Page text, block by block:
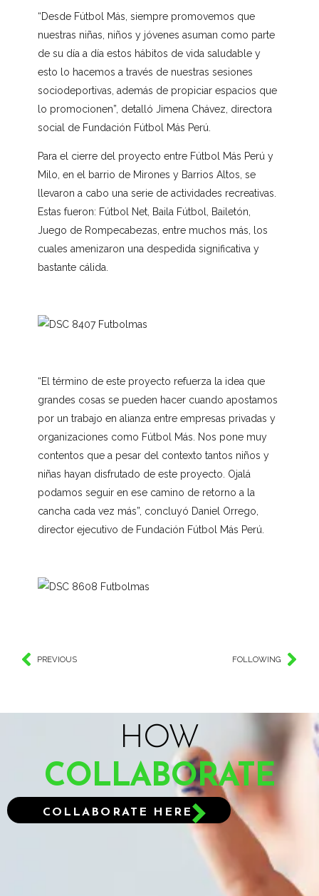
“Desde Fútbol Más, siempre promovemos que
nuestras niñas, niños y jóvenes asuman como parte
de su día a día estos hábitos de vida saludable y
esto lo hacemos a través de nuestras sesiones
sociodeportivas, además de propiciar espacios que
lo promocionen”, detalló Jimena Chávez, directora
social de Fundación Fútbol Más Perú.
Para el cierre del proyecto entre Fútbol Más Perú y
Milo, en el barrio de Mirones y Barrios Altos, se
llevaron a cabo una serie de actividades recreativas.
Estas fueron: Fútbol Net, Baila Fútbol, Bailetón,
Juego de Rompecabezas, entre muchos más, los
cuales amenizaron una despedida significativa y
bastante cálida.
“El término de este proyecto refuerza la idea que
grandes cosas se pueden hacer cuando apostamos
por un trabajo en alianza entre empresas privadas y
organizaciones como Fútbol Más. Nos pone muy
contentos que a pesar del contexto tantos niños y
niñas hayan disfrutado de este proyecto. Ojalá
podamos seguir en ese camino de retorno a la
cancha cada vez más”, concluyó Daniel Orrego,
director ejecutivo de Fundación Fútbol Más Perú.
PREVIOUS FOLLOWING
HOW
COLLABORATE
COLLABORATE HERE